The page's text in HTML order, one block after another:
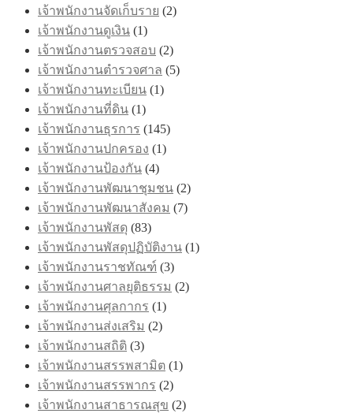
เจ้าพนักงานจัดเก็บราย (2)
เจ้าพนักงานดูเงิน (1)
เจ้าพนักงานตรวจสอบ (2)
เจ้าพนักงานตำรวจศาล (5)
เจ้าพนักงานทะเบียน (1)
เจ้าพนักงานที่ดิน (1)
เจ้าพนักงานธุรการ (145)
เจ้าพนักงานปกครอง (1)
เจ้าพนักงานป้องกัน (4)
เจ้าพนักงานพัฒนาชุมชน (2)
เจ้าพนักงานพัฒนาสังคม (7)
เจ้าพนักงานพัสดุ (83)
เจ้าพนักงานพัสดุปฏิบัติงาน (1)
เจ้าพนักงานราชทัณฑ์ (3)
เจ้าพนักงานศาลยุติธรรม (2)
เจ้าพนักงานศุลกากร (1)
เจ้าพนักงานส่งเสริม (2)
เจ้าพนักงานสถิติ (3)
เจ้าพนักงานสรรพสามิต (1)
เจ้าพนักงานสรรพากร (2)
เจ้าพนักงานสาธารณสุข (2)